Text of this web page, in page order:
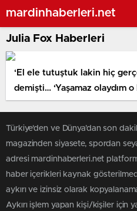
mardinhaberleri.net
Julia Fox Haberleri
‘El ele tutuştuk lakin hiç
demişti… ‘Yaşamaz olaydım
üzere kullandı’
Türkiye'den ve Dünya’dan son
magazinden siyasete, spordan
adresi mardinhaberleri.net
haber içerikleri kaynak
aykırı ve izinsiz olarak
Aykırı işlem yapan kişi/kişiler için